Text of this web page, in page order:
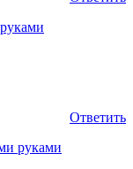
Ответить
руками